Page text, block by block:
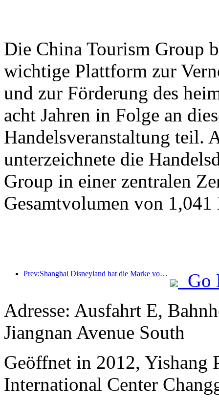
Die China Tourism Group
wichtige Plattform zur
und zur Förderung des
acht Jahren in Folge an
Handelsveranstaltung teil.
unterzeichnete die
Group in einer zentralen
Gesamtvolumen von
Prev:Shanghai Disneyland hat die Marke von 100 Millionen Besuchern überschritten und wird um ein viertes Themenhotel erweitert.
Go
Adresse: Ausfahrt E,
Jiangnan Avenue South
Geöffnet in 2012, Yishang
International Center